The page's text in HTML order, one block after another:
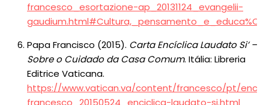
francesco_esortazione-ap_20131124_evangelii-
Papa Francisco (2015). Carta Encíclica Laudato Si’ –
Sobre o Cuidado da Casa Comum. Itália: Libreria
Editrice Vaticana.
https://www.vatican.va/content/francesco/pt/